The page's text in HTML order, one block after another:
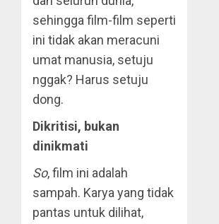
sehingga film-film seperti
ini tidak akan meracuni
umat manusia, setuju
nggak? Harus setuju
dong.
Dikritisi, bukan
dinikmati
So, film ini adalah
sampah. Karya yang tidak
pantas untuk dilihat,